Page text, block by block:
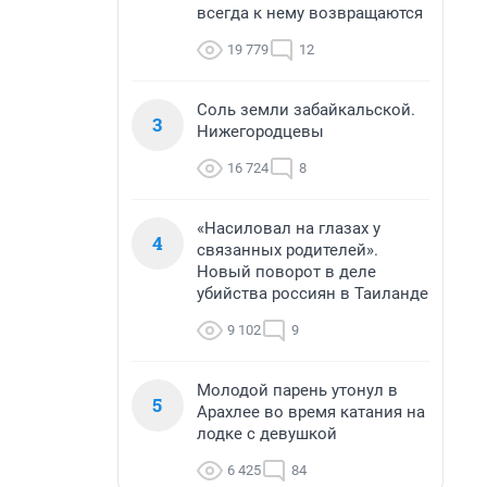
всегда к нему возвращаются
19 779 12
3
Соль земли забайкальской.
Нижегородцевы
16 724 8
4
«Насиловал на глазах у
связанных родителей».
Новый поворот в деле
убийства россиян в Таиланде
9 102 9
5
Молодой парень утонул в
Арахлее во время катания на
лодке с девушкой
6 425 84